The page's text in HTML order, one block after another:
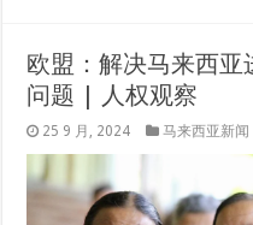
欧盟：解决马来西亚
问题 | 人权观察
25 9 月, 2024 马来西亚新闻